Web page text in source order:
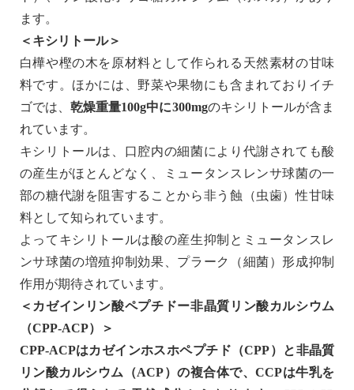
ます。
＜キシリトール＞
白樺や樫の木を原材料として作られる天然素材の甘味
料です。ほかには、野菜や果物にも含まれておりイチ
ゴでは、 乾燥重量100g中に300mgのキシリトールが含ま
れています。
キシリトールは、口腔内の細菌により代謝されても酸
の産生がほとんどなく、ミュータンスレンサ球菌の一
部の糖代謝を阻害することから非う蝕（虫歯）性甘味
料として知られています。
よってキシリトールは酸の産生抑制とミュータンスレ
ンサ球菌の増殖抑制効果、プラーク（細菌）形成抑制
作用が期待されています。
＜カゼインリン酸ペプチドー非晶質リン酸カルシウム
（CPP-ACP）＞
CPP-ACPはカゼインホスホペプチド（CPP）と非晶質
リン酸カルシウム（ACP）の複合体で、CCPは牛乳を